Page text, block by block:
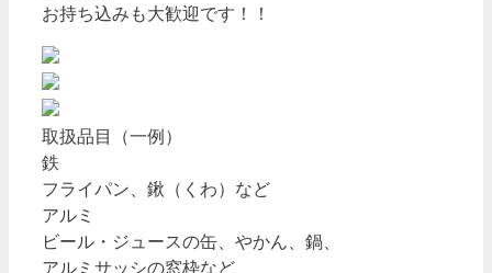
お持ち込みも大歓迎です！！
取扱品目（一例）
鉄
フライパン、鍬（くわ）など
アルミ
ビール・ジュースの缶、やかん、鍋、
アルミサッシの窓枠など